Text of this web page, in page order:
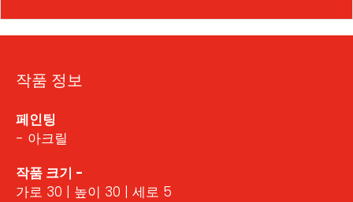
작품 정보
페인팅
- 아크릴
작품 크기 -
가로 30 | 높이 30 | 세로 5